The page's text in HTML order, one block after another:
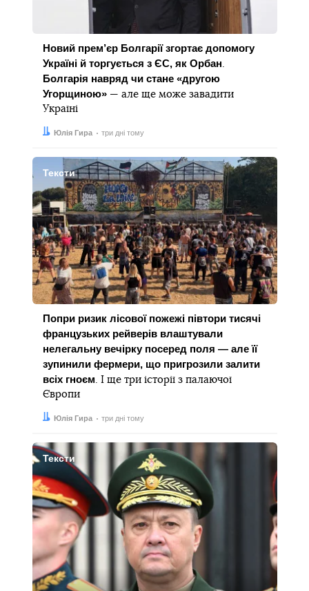
Новий прем’єр Болгарії згортає допомогу
Україні й торгується з ЄС, як Орбан
Болгарія навряд чи стане «другою
Угорщиною» — але ще може завадити
Україні
Автор:
Юлія Гира
Дата: три дні тому
Тексти
Попри ризик лісової пожежі півтори тисячі
французьких рейверів влаштували
нелегальну вечірку посеред поля — але її
зупинили фермери, що пригрозили залити
всіх гноєм . І ще три історії з палаючої
Європи
Автор:
Юлія Гира
Дата: три дні тому
Тексти